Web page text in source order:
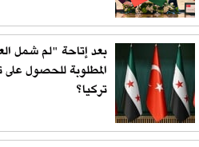
بعد إتاحة "لم شمل
المطلوبة للحصول
تركيا؟